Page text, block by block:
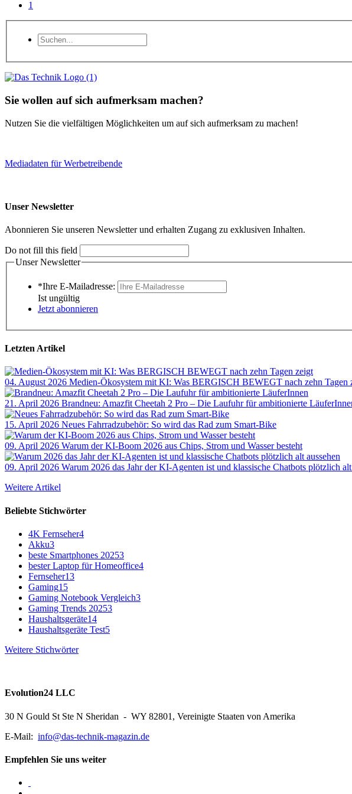
1
Sie wollen auf sich aufmerksam machen?
Nutzen Sie die vielfältigen Möglichkeiten um auf sich aufmerksam zu machen!
Mediadaten für Werbetreibende
Unser Newsletter
Abonnieren Sie unseren Newsletter und erhalten Zugang zu exklusiven Inhalten.
Do not fill this field
Unser Newsletter
*Ihre E-Mailadresse:
Ist ungültig
Jetzt abonnieren
Letzten Artikel
04. August 2026 Medien-Ökosystem mit KI: Was BERGISCH BEWEGT nach zehn Tagen
21. April 2026 Brandneu: Amazfit Cheetah 2 Pro – Die Laufuhr für ambitionierte
15. April 2026 Neues Fahrradzubehör: So wird das Rad zum Smart-Bike
09. April 2026 Warum der KI-Boom 2026 aus Chips, Strom und Wasser besteht
09. April 2026 Warum 2026 das Jahr der KI-Agenten ist und klassische Chatbots plötzlich alt
Weitere Artikel
Beliebte Stichwörter
4K Fernseher4
Akku3
beste Smartphones 20253
bester Laptop für Homeoffice4
Fernseher13
Gaming15
Gaming Notebook Vergleich3
Gaming Trends 20253
Haushaltsgeräte14
Haushaltsgeräte Test5
Weitere Stichwörter
Evolution24 LLC
30 N Gould St Ste N Sheridan - WY 82801, Vereinigte Staaten von Amerika
E-Mail: info@das-technik-magazin.de
Empfehlen Sie uns weiter